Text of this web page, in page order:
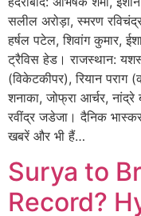
सलील अरोड़ा, स्मरण
हर्षल पटेल, शिवांग कुमार,
ट्रैविस हेड। राजस्थान:
(विकेटकीपर), रियान पराग
शनाका, जोफ्रा आर्चर, नांद्रे
रवींद्र जडेजा। दैनिक
खबरें और भी हैं…
Surya to
Record?